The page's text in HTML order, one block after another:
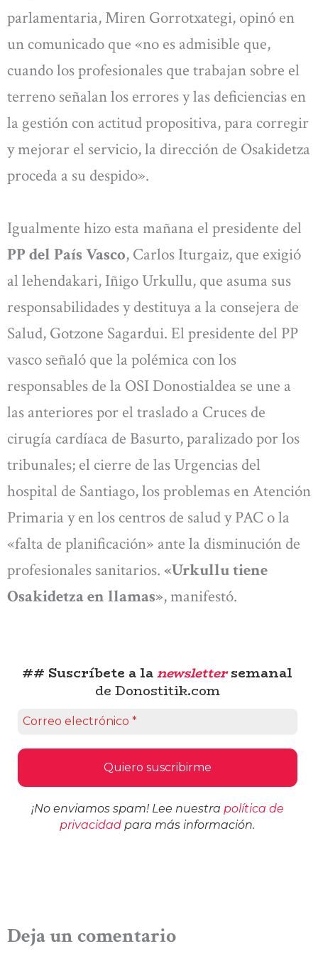
parlamentaria, Miren Gorrotxategi, opinó en
un comunicado que «no es admisible que,
cuando los profesionales que trabajan sobre el
terreno señalan los errores y las deficiencias en
la gestión con actitud propositiva, para corregir
y mejorar el servicio, la dirección de Osakidetza
proceda a su despido».
Igualmente hizo esta mañana el presidente del
PP del País Vasco, Carlos Iturgaiz, que exigió
al lehendakari, Iñigo Urkullu, que asuma sus
responsabilidades y destituya a la consejera de
Salud, Gotzone Sagardui. El presidente del PP
vasco señaló que la polémica con los
responsables de la OSI Donostialdea se une a
las anteriores por el traslado a Cruces de
cirugía cardíaca de Basurto, paralizado por los
tribunales; el cierre de las Urgencias del
hospital de Santiago, los problemas en Atención
Primaria y en los centros de salud y PAC o la
«falta de planificación» ante la disminución de
profesionales sanitarios. «Urkullu tiene
Osakidetza en llamas», manifestó.
## Suscríbete a lanewslettersemanal
de Donostitik.com
¡No enviamos spam! Lee nuestra política de
privacidad para más información.
Deja un comentario